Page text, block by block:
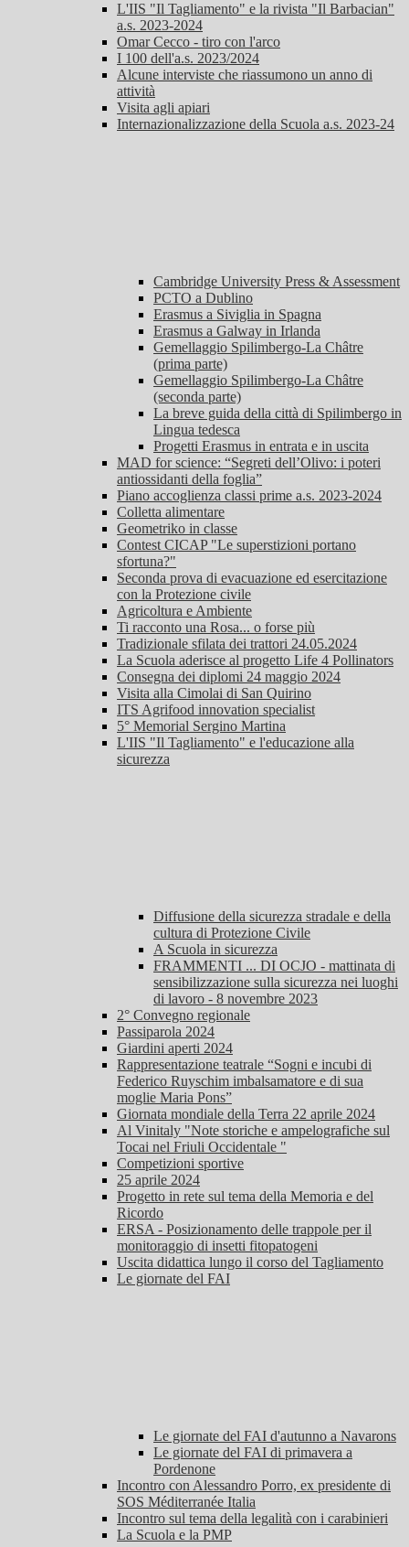
L'IIS "Il Tagliamento" e la rivista "Il Barbacian"
a.s. 2023-2024
Omar Cecco - tiro con l'arco
I 100 dell'a.s. 2023/2024
Alcune interviste che riassumono un anno di
attività
Visita agli apiari
Internazionalizzazione della Scuola a.s. 2023-24
Cambridge University Press & Assessment
PCTO a Dublino
Erasmus a Siviglia in Spagna
Erasmus a Galway in Irlanda
Gemellaggio Spilimbergo-La Châtre
(prima parte)
Gemellaggio Spilimbergo-La Châtre
(seconda parte)
La breve guida della città di Spilimbergo in
Lingua tedesca
Progetti Erasmus in entrata e in uscita
MAD for science: “Segreti dell’Olivo: i poteri
antiossidanti della foglia”
Piano accoglienza classi prime a.s. 2023-2024
Colletta alimentare
Geometriko in classe
Contest CICAP "Le superstizioni portano
sfortuna?"
Seconda prova di evacuazione ed esercitazione
con la Protezione civile
Agricoltura e Ambiente
Ti racconto una Rosa... o forse più
Tradizionale sfilata dei trattori 24.05.2024
La Scuola aderisce al progetto Life 4 Pollinators
Consegna dei diplomi 24 maggio 2024
Visita alla Cimolai di San Quirino
ITS Agrifood innovation specialist
5° Memorial Sergino Martina
L'IIS "Il Tagliamento" e l'educazione alla
sicurezza
Diffusione della sicurezza stradale e della
cultura di Protezione Civile
A Scuola in sicurezza
FRAMMENTI ... DI OCJO - mattinata di
sensibilizzazione sulla sicurezza nei luoghi
di lavoro - 8 novembre 2023
2° Convegno regionale
Passiparola 2024
Giardini aperti 2024
Rappresentazione teatrale “Sogni e incubi di
Federico Ruyschim imbalsamatore e di sua
moglie Maria Pons”
Giornata mondiale della Terra 22 aprile 2024
Al Vinitaly "Note storiche e ampelografiche sul
Tocai nel Friuli Occidentale "
Competizioni sportive
25 aprile 2024
Progetto in rete sul tema della Memoria e del
Ricordo
ERSA - Posizionamento delle trappole per il
monitoraggio di insetti fitopatogeni
Uscita didattica lungo il corso del Tagliamento
Le giornate del FAI
Le giornate del FAI d'autunno a Navarons
Le giornate del FAI di primavera a
Pordenone
Incontro con Alessandro Porro, ex presidente di
SOS Méditerranée Italia
Incontro sul tema della legalità con i carabinieri
La Scuola e la PMP